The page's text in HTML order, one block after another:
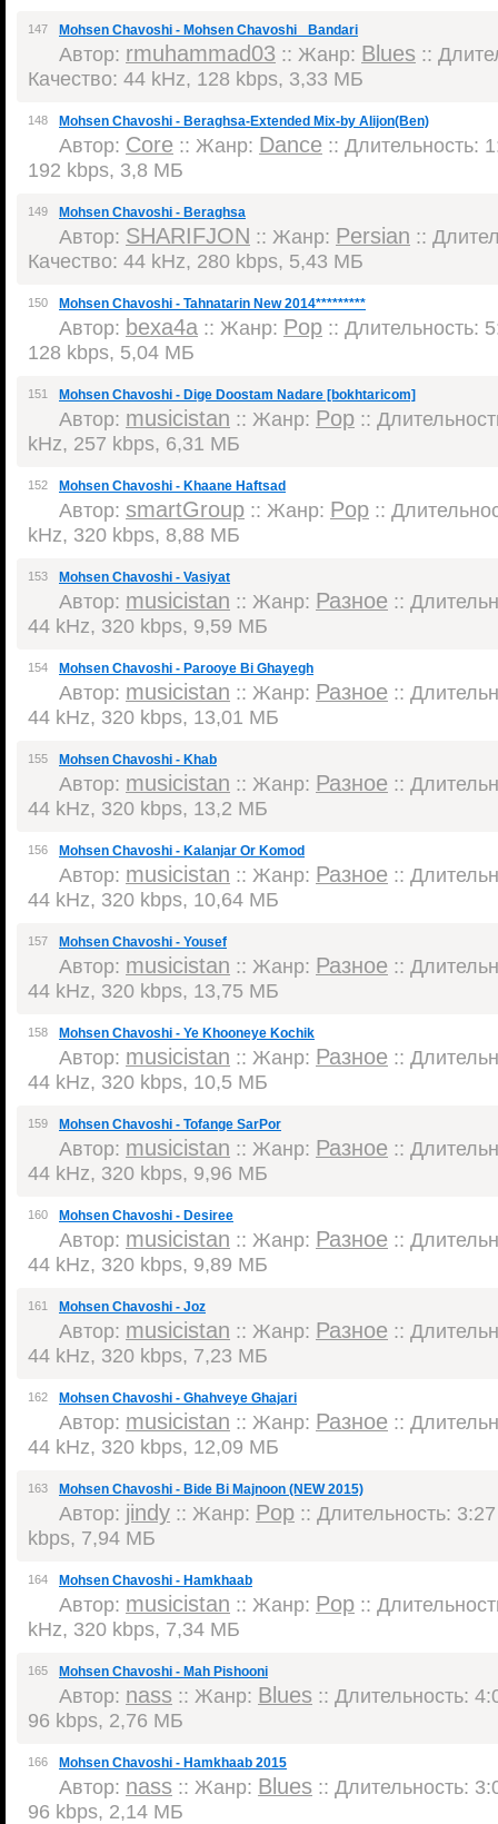
147 Mohsen Chavoshi - Mohsen Chavoshi_ Bandari
Автор: rmuhammad03 :: Жанр: Blues ::
Качество: 44 kHz, 128 kbps, 3,33 МБ
148 Mohsen Chavoshi - Beraghsa-Extended Mix-by Alijon(Ben)
Автор: Core :: Жанр: Dance :: Длительность:
192 kbps, 3,8 МБ
149 Mohsen Chavoshi - Beraghsa
Автор: SHARIFJON :: Жанр: Persian ::
Качество: 44 kHz, 280 kbps, 5,43 МБ
150 Mohsen Chavoshi - Tahnatarin New 2014*********
Автор: bexa4a :: Жанр: Pop :: Длительность:
128 kbps, 5,04 МБ
151 Mohsen Chavoshi - Dige Doostam Nadare [bokhtaricom]
Автор: musicistan :: Жанр: Pop ::
kHz, 257 kbps, 6,31 МБ
152 Mohsen Chavoshi - Khaane Haftsad
Автор: smartGroup :: Жанр: Pop ::
kHz, 320 kbps, 8,88 МБ
153 Mohsen Chavoshi - Vasiyat
Автор: musicistan :: Жанр: Разное ::
44 kHz, 320 kbps, 9,59 МБ
154 Mohsen Chavoshi - Parooye Bi Ghayegh
Автор: musicistan :: Жанр: Разное ::
44 kHz, 320 kbps, 13,01 МБ
155 Mohsen Chavoshi - Khab
Автор: musicistan :: Жанр: Разное ::
44 kHz, 320 kbps, 13,2 МБ
156 Mohsen Chavoshi - Kalanjar Or Komod
Автор: musicistan :: Жанр: Разное ::
44 kHz, 320 kbps, 10,64 МБ
157 Mohsen Chavoshi - Yousef
Автор: musicistan :: Жанр: Разное ::
44 kHz, 320 kbps, 13,75 МБ
158 Mohsen Chavoshi - Ye Khooneye Kochik
Автор: musicistan :: Жанр: Разное ::
44 kHz, 320 kbps, 10,5 МБ
159 Mohsen Chavoshi - Tofange SarPor
Автор: musicistan :: Жанр: Разное ::
44 kHz, 320 kbps, 9,96 МБ
160 Mohsen Chavoshi - Desiree
Автор: musicistan :: Жанр: Разное ::
44 kHz, 320 kbps, 9,89 МБ
161 Mohsen Chavoshi - Joz
Автор: musicistan :: Жанр: Разное ::
44 kHz, 320 kbps, 7,23 МБ
162 Mohsen Chavoshi - Ghahveye Ghajari
Автор: musicistan :: Жанр: Разное ::
44 kHz, 320 kbps, 12,09 МБ
163 Mohsen Chavoshi - Bide Bi Majnoon (NEW 2015)
Автор: jindy :: Жанр: Pop :: Длительность:
kbps, 7,94 МБ
164 Mohsen Chavoshi - Hamkhaab
Автор: musicistan :: Жанр: Pop ::
kHz, 320 kbps, 7,34 МБ
165 Mohsen Chavoshi - Mah Pishooni
Автор: nass :: Жанр: Blues :: Длительность:
96 kbps, 2,76 МБ
166 Mohsen Chavoshi - Hamkhaab 2015
Автор: nass :: Жанр: Blues :: Длительность:
96 kbps, 2,14 МБ